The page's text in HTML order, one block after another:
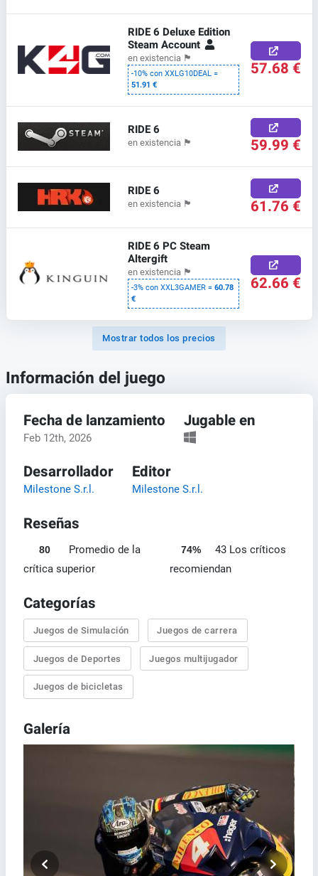
RIDE 6 Deluxe Edition
Steam Account
en existencia 🏴
-10% con XXLG10DEAL =
51.91 €
57.68 €
RIDE 6
en existencia 🏴 59.99 €
RIDE 6
en existencia 🏴 61.76 €
RIDE 6 PC Steam
Altergift
en existencia 🏴
-3% con XXL3GAMER =60.78
€
62.66 €
Mostrar todos los precios
Información del juego
Fecha de lanzamiento
Feb 12th, 2026
Jugable en
Desarrollador
Milestone S.r.l.
Editor
Milestone S.r.l.
Reseñas
80
Promedio de la
crítica superior
74%
43 Los críticos
recomiendan
Categorías
Juegos de Simulación Juegos de carrera
Juegos de Deportes Juegos multijugador
Juegos de bicicletas
Galería